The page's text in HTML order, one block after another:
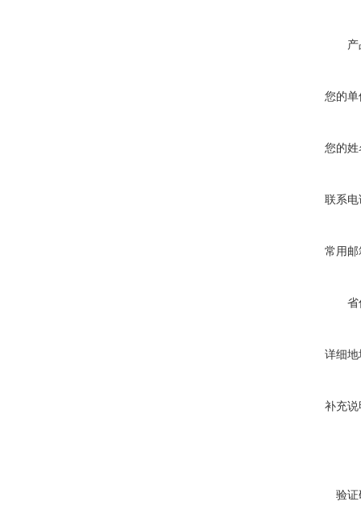
您的
您的
联系
常用
省
详细
补充
验